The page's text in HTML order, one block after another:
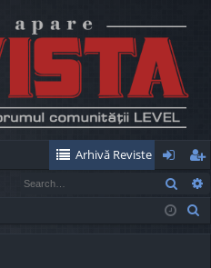
Arhivă Reviste
og
in
eg
ist